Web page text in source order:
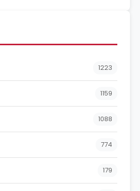
1223
1159
1088
774
179